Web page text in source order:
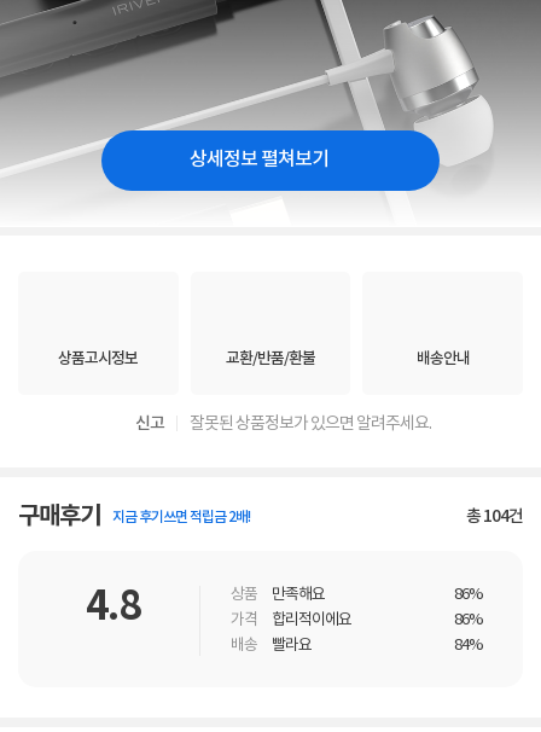
상세정보 펼쳐보기
상품고시정보 교환/반품/환불 배송안내
신고 잘못된 상품정보가 있으면 알려주세요.
구매후기 지금 후기쓰면 적립금 2배! 총104건
4.8 상품 만족해요
86%
가격
합리적이에요
86%
배송
빨라요 84%